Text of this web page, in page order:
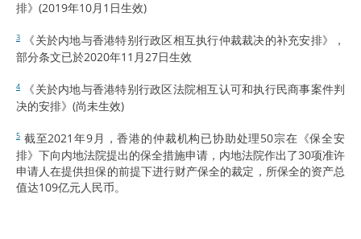
排》(2019年10月1日生效)
3
《关於内地与香港特别行政区相互执行仲裁裁决的补充安排》，
部分条文已於2020年11月27日生效
4
《关於内地与香港特别行政区法院相互认可和执行民商事案件判
决的安排》(尚未生效)
5 截至2021年9月，香港的仲裁机构已协助处理50宗在《保全安
排》下向内地法院提出的保全措施申请，内地法院作出了30项准许
申请人在提供担保的前提下进行财产保全的裁定，所保全的资产总
值达109亿元人民币。